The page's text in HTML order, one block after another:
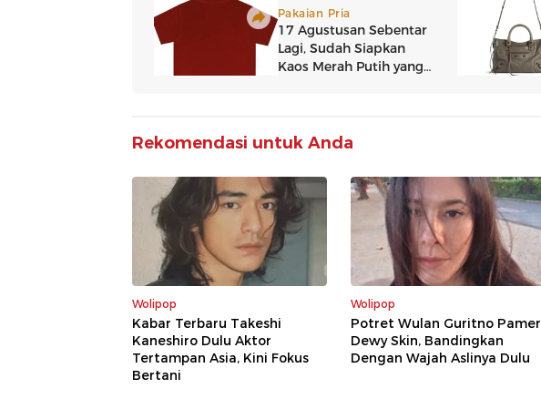
Rekomendasi untuk Anda
Wolipop
Kabar Terbaru Takeshi
Kaneshiro Dulu Aktor
Tertampan Asia, Kini Fokus
Bertani
Wolipop
Potret Wulan Guritno Pamer
Dewy Skin, Bandingkan
Dengan Wajah Aslinya Dulu